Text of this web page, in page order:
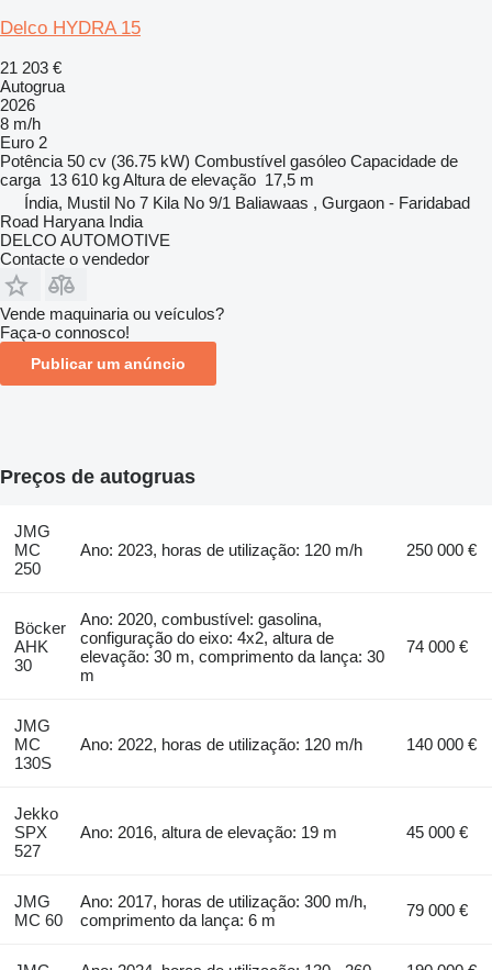
Delco HYDRA 15
21 203 €
Autogrua
2026
8 m/h
Euro 2
Potência 50 cv (36.75 kW) Combustível gasóleo Capacidade de
carga 13 610 kgAltura de elevação 17,5 m
Índia, Mustil No 7 Kila No 9/1 Baliawaas , Gurgaon - Faridabad
Road Haryana India
DELCO AUTOMOTIVE
Contacte o vendedor
Vende maquinaria ou veículos?
Faça-o connosco!
Publicar um anúncio
Preços de autogruas
JMG
MC
250
Ano: 2023, horas de utilização: 120 m/h 250 000 €
Böcker
AHK
30
Ano: 2020, combustível: gasolina,
configuração do eixo: 4x2, altura de
elevação: 30 m, comprimento da lança: 30
m
74 000 €
JMG
MC
130S
Ano: 2022, horas de utilização: 120 m/h 140 000 €
Jekko
SPX
527
Ano: 2016, altura de elevação: 19 m 45 000 €
JMG
MC 60
Ano: 2017, horas de utilização: 300 m/h,
comprimento da lança: 6 m
79 000 €